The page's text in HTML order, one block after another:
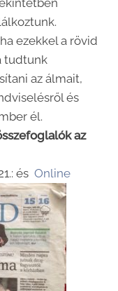
ezekkel a rövid
tudtunk
az álmait,
és
él.
az
ésOnline